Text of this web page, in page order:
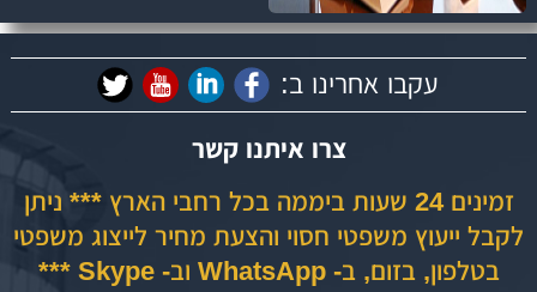
עקבו אחרינו ב:
צרו איתנו קשר
זמינים 24 שעות ביממה בכל רחבי הארץ *** ניתן
לקבל ייעוץ משפטי חסוי והצעת מחיר לייצוג משפטי
בטלפון, בזום, ב- WhatsApp וב- Skype ***